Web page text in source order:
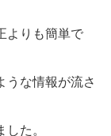
よりも簡単で
うな情報が流さ
た。